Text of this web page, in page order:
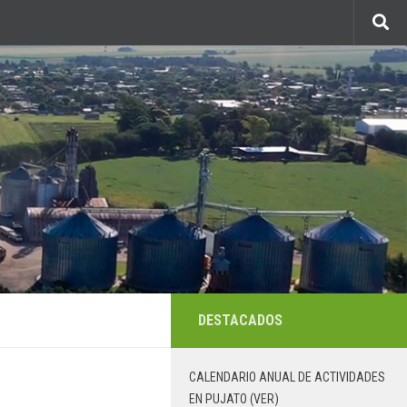
DESTACADOS
CALENDARIO ANUAL DE ACTIVIDADES
EN PUJATO (VER)